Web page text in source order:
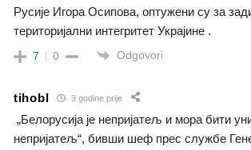
Русије Игора Осипова, оптужени су за
територијални интегритет Украјине .
7 0 Odgovori
tihobl 3 godine prije
„Белорусија је непријатељ и мора бити
непријатељ“, бивши шеф прес службе